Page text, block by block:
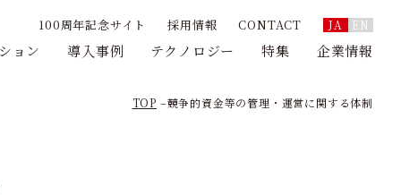
100周年記念サイト 採用情報 CONTACT JA EN
ョン 導入事例 テクノロジー 特集 企業情報
TOP 競争的資金等の管理・運営に関する体制